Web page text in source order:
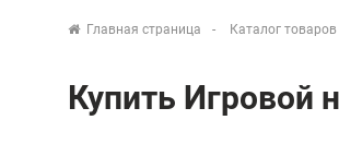
Главная страница Каталог товаров
Купить Игровой